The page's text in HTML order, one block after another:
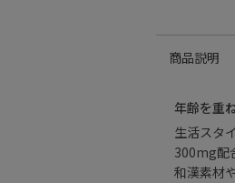
商品説明
年齢を重
生活スタ
300mg配
和漢素材